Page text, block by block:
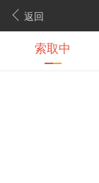
返回
索取中